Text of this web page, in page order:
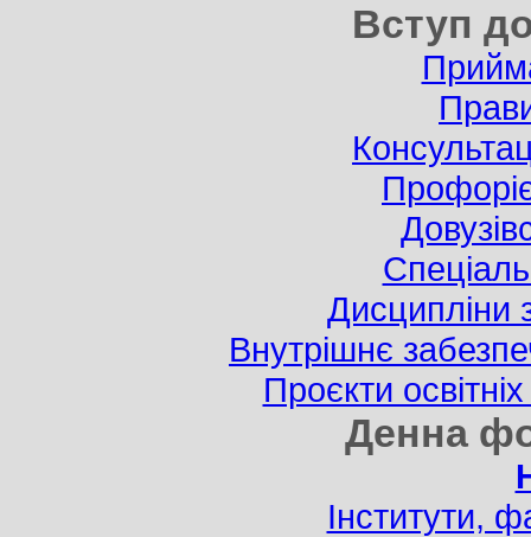
Вступ
Дисципліни
Внутрішнє
Проєкти
Денна
Інститути,